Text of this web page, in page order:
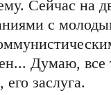
Сейчас на
с
Думаю, все
заслуга.